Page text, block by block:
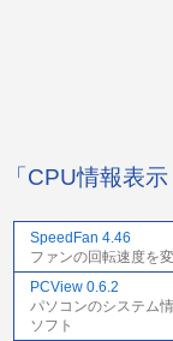
「CPU情報表
SpeedFan 4.46
ファンの回転速度を
PCView 0.6.2
パソコンのシステム
ソフト